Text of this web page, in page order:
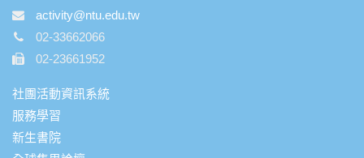
activity@ntu.edu.tw
02-33662066
02-23661952
社團活動資訊系統
服務學習
新生書院